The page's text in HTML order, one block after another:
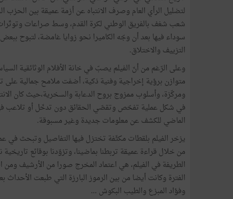
لتضليل الرأي العام وصرف الانتباه عن أزمة عميقة بين الحزب
شعب شغف بالفريق الوطني لكرة القدم، وسط صراعات
سوداء فيها بعد أن وجّه الكاميرا نحو زوايا غامضة، لتبوح
التزييف والاختلاق.
وعلى الرّغم من أنّ الفيلم يصبّ في خانة الأفلام الوثائقية
متوازن برؤية إخراجية وفنية ذكية، أضفت ملامح جمالية
ومركّزة، وأسلوب ممزوج بروح الدعابة والسخرية،حيث كان
في شكل عملية تفحّص وتقصّي الحقائق دون تدخّل أو تلاعب
الماضي للكشف عن معلومات جديدة وغير مسبوقة.
يزخر الفيلم بلقطات مكثّفة تختزل فيها التفاصيل وتبحث في
من خلال قراءة عميقة تربطنا بماضينا، وتزوّدنا بوقائع
الطريفة في الفيلم، هي اعتماد المخرج صورا من الأرشيف
الفترة وكانت أيضا من بين الرموز البارزة التي طبعت
وفؤاد المبزع والطيب البكوش ...